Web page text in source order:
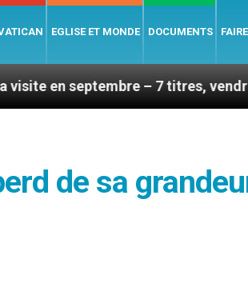
EGLISE ET MONDE DOCUMENTS
– 7 titres, vendredi 7 août
de sa